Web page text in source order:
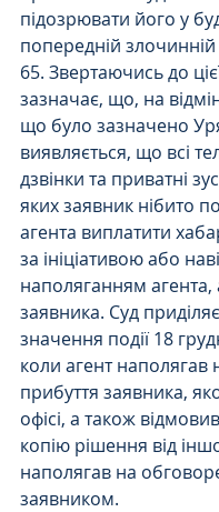
підозрювати його у
попередній злочинній
65. Звертаючись до
зазначає, що, на
що було зазначено
виявляється, що всі
дзвінки та приватні
яких заявник нібито
агента виплатити
за ініціативою або
наполяганням агента,
заявника. Суд
значення події 18
коли агент наполягав
прибуття заявника,
офісі, а також
копію рішення від
наполягав на
заявником.